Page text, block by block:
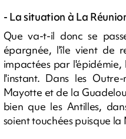
- La situation à La
Que va-t-il donc se
épargnée, l'île vient de
impactées par
l'instant. Dans les
Mayotte et de la
bien que les Antilles,
soient touchées puisque